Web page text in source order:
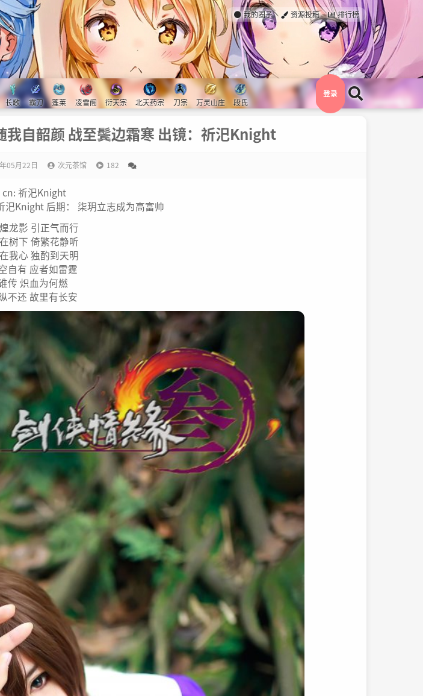
我的圈子 资源投稿 排行榜
长歌 霸刀 蓬莱 凌雪阁 衍天宗 北天药宗 刀宗 万灵山庄 段氏
登录
自韶颜 战至鬓边霜寒 出镜：祈汜Knight
05月22日 次元茶馆 182
cn: 祈汜Knight
汜Knight 后期： 柒玥立志成为高富帅
龙影 引正气而行
树下 倚繁花静听
我心 独酌到天明
自有 应者如雷霆
传 炽血为何燃
不还 故里有长安